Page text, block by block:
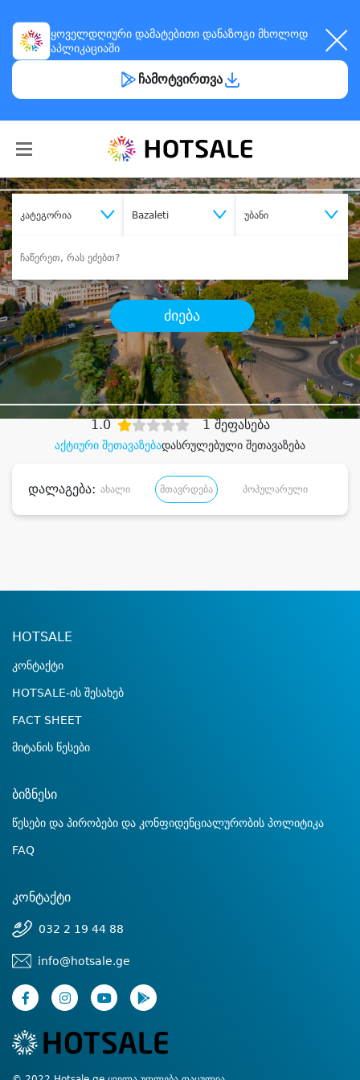
ყოველდღიური დამატებითი დანაზოგი მხოლოდ
აპლიკაციაში
ჩამოტვირთვა
კატეგორია Bazaleti უბანი
ძიება
შეიძინესასურველი მომსახურება
დიდი დანაზოგით
აქტიური შეთავაზებადასრულებული შეთავაზება
1.0 1 შეფასება
დალაგება: ახალი მთავრდება პოპულარული
HOTSALE
კონტაქტი
HOTSALE-ის შესახებ
FACT SHEET
მიტანის წესები
ბიზნესი
წესები და პირობები და კონფიდენციალურობის პოლიტიკა
FAQ
კონტაქტი
032 2 19 44 88
info@hotsale.ge